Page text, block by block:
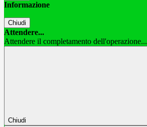
Informazione
Chiudi
Attendere...
Attendere il completamento dell'operazione...
Chiudi